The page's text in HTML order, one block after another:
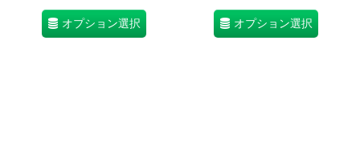
オプション選択 オプション選択